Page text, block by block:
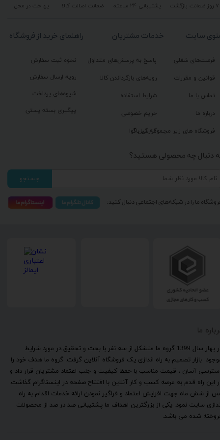
ما
​در بهار سال 1399 گروه ما متشکل از سه نفر با بحث و تحقیق در مورد شرایط
بازار تصمیم به راه اندازی یک فروشگاه آنلاین گرفت. گروه ما هدف خود را
آسان ، قیمت مناسب با حفظ کیفیت و جلب اعتماد مشتریان قرار داد و
این راه قدم به عرصه کسب و کار آنلاین با افتتاح صفحه در اینستاگرام گذاشت.
از شش ماه جهت افزایش اعتماد و فراگیر نمودن ارائه خدمات اقدام به راه
سایت نمود. یکی از بزرگترین اهداف ما پشتیبانی صد در صد از محصولات
شده می باشد.
پشتیبانی ۲۴ ساعته پرداخت در محل ۷ روز ضمانت بازگشت ضمانت اصالت کالا
راهنمای خرید از فروشگاه
نحوه ثبت سفارش
رویه ارسال سفارش
شیوه‌های پرداخت
پیگیری بسته پستی
خدمات مشتریان
پاسخ به پرسش‌های متداول
رویه‌های بازگرداندن کالا
شرایط استفاده
حریم خصوصی
گزارش باگ
سایت
فرصت‌های شغلی
قوانین و مقررات
تماس با ما
درباره ما
فروشگاه های زیر مجموعه گیل آوا
دنبال چه محصولی هستید؟
جستجو
ما را در شبکه‌های اجتماعی دنبال کنید: